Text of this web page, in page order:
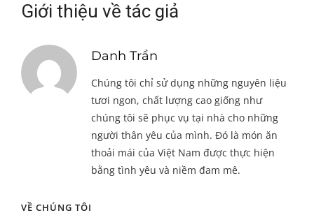
Giới thiệu về tác giả
Danh Trần
Chúng tôi chỉ sử dụng những nguyên liệu
tươi ngon, chất lượng cao giống như
chúng tôi sẽ phục vụ tại nhà cho những
người thân yêu của mình. Đó là món ăn
thoải mái của Việt Nam được thực hiện
bằng tình yêu và niềm đam mê.
VỀ CHÚNG TÔI